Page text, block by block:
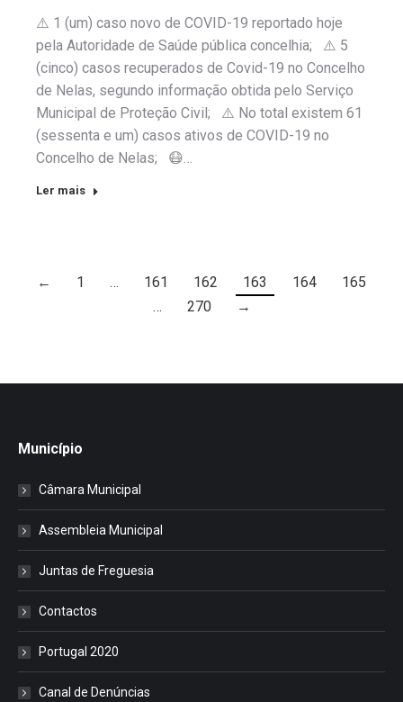
⚠️ 1 (um) caso novo de COVID-19 reportado hoje
pela Autoridade de Saúde pública concelhia; ⚠️ 5
(cinco) casos recuperados de Covid-19 no Concelho
de Nelas, segundo informação obtida pelo Serviço
Municipal de Proteção Civil; ⚠️ No total existem 61
(sessenta e um) casos ativos de COVID-19 no
Concelho de Nelas; 😷…
Ler mais
← 1 … 161 162 163 164
165
…
270 →
Município
Câmara Municipal
Assembleia Municipal
Juntas de Freguesia
Contactos
Portugal 2020
Canal de Denúncias